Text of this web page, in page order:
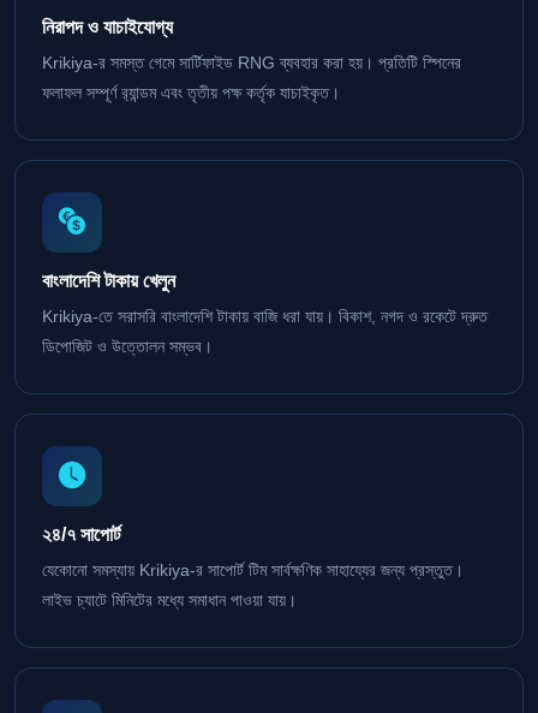
নিরাপদ ও যাচাইযোগ্য
Krikiya-র সমস্ত গেমে সার্টিফাইড RNG ব্যবহার করা হয়। প্রতিটি স্পিনের
ফলাফল সম্পূর্ণ র‍্যান্ডম এবং তৃতীয় পক্ষ কর্তৃক যাচাইকৃত।
বাংলাদেশি টাকায় খেলুন
Krikiya-তে সরাসরি বাংলাদেশি টাকায় বাজি ধরা যায়। বিকাশ, নগদ ও রকেটে দ্রুত
ডিপোজিট ও উত্তোলন সম্ভব।
২৪/৭ সাপোর্ট
যেকোনো সমস্যায় Krikiya-র সাপোর্ট টিম সার্বক্ষণিক সাহায্যের জন্য প্রস্তুত।
লাইভ চ্যাটে মিনিটের মধ্যে সমাধান পাওয়া যায়।